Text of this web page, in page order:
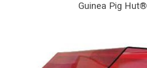
Guinea Pig Hut®